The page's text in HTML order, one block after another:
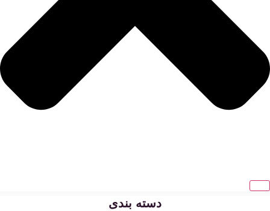
دسته بندی